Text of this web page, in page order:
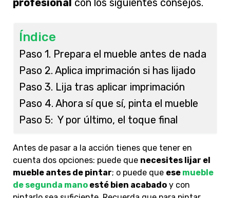
profesional con los siguientes consejos.
Índice
Paso 1. Prepara el mueble antes de nada
Paso 2. Aplica imprimación si has lijado
Paso 3. Lija tras aplicar imprimación
Paso 4. Ahora sí que sí, pinta el mueble
Paso 5: Y por último, el toque final
Antes de pasar a la acción tienes que tener en
cuenta dos opciones: puede que necesites lijar el
mueble antes de pintar; o puede que ese mueble
de segunda mano esté bien acabado y con